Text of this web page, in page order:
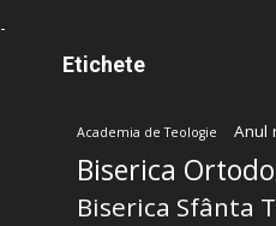
Etichete
Academia de Teologie Anul
Biserica
Biserica Sfânta